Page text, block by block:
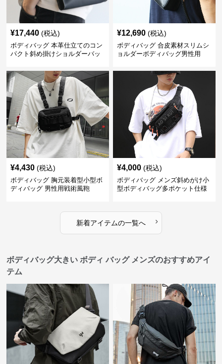
¥17,440 (税込)
ボディバッグ 本革仕立てのコン
パクト斜め掛けショルダーバッ
¥12,690 (税込)
ボディバッグ 合皮素材スリムシ
ョルダーボディバッグ男性用
¥4,430 (税込)
ボディバッグ 胸元装着型小型ボ
ディバッグ 男性用戦術風鞄
¥4,000 (税込)
ボディバッグ メンズ斜めがけ小
型ボディバッグ多ポケット仕様
新着アイテムの一覧へ ›
ボディバッグ大きい ボディ バッグ メンズのおすすめアイ
テム